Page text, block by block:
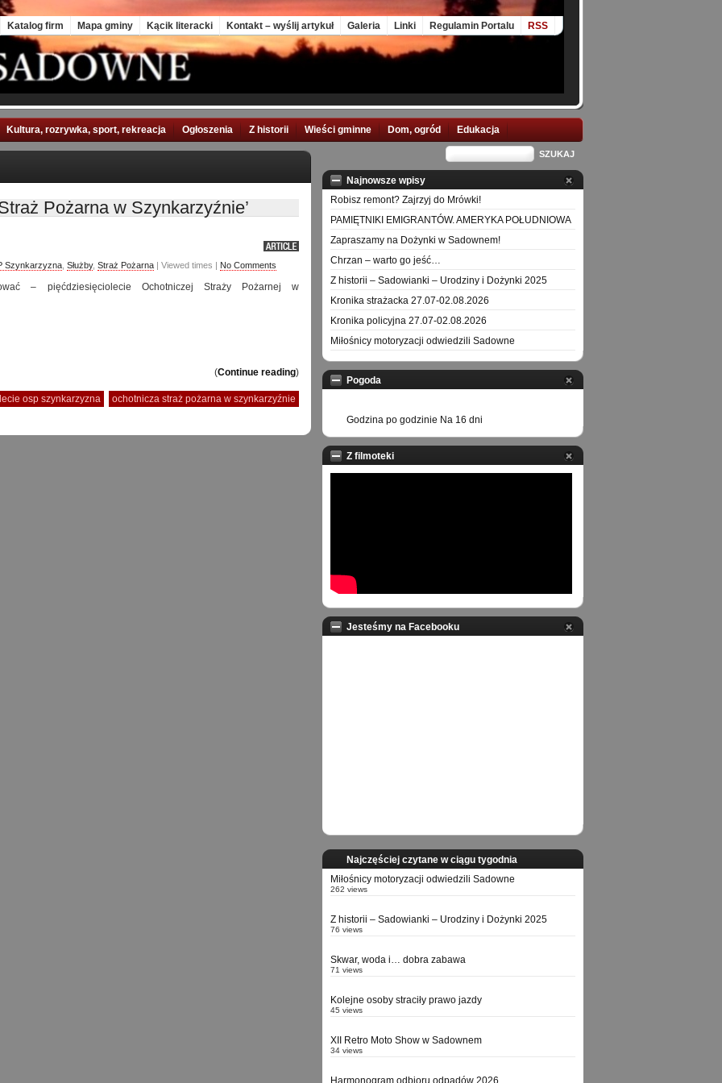
Katalog firm Mapa gminy Kącik literacki Kontakt – wyślij artykuł Galeria Linki Regulamin Portalu RSS
Kultura, rozrywka, sport, rekreacja Ogłoszenia Z historii Wieści gminne Dom, ogród Edukacja
Pożarna w Szynkarzyźnie’
Szynkarzyzna Służby, Straż Pożarna | Viewed times | No Comments
– pięćdziesięciolecie Ochotniczej Straży Pożarnej w
(Continue reading)
osp szynkarzyzna ochotnicza straż pożarna w szynkarzyźnie
Najnowsze wpisy
Robisz remont? Zajrzyj do Mrówki!
PAMIĘTNIKI EMIGRANTÓW. AMERYKA POŁUDNIOWA
Zapraszamy na Dożynki w Sadownem!
Chrzan – warto go jeść…
Z historii – Sadowianki – Urodziny i Dożynki 2025
Kronika strażacka 27.07-02.08.2026
Kronika policyjna 27.07-02.08.2026
Miłośnicy motoryzacji odwiedzili Sadowne
Pogoda
Godzina po godzinie Na 16 dni
Z filmoteki
Jesteśmy na Facebooku
Najczęściej czytane w ciągu tygodnia
Miłośnicy motoryzacji odwiedzili Sadowne
262 views
Z historii – Sadowianki – Urodziny i Dożynki 2025
76 views
Skwar, woda i… dobra zabawa
71 views
Kolejne osoby straciły prawo jazdy
45 views
XII Retro Moto Show w Sadownem
34 views
Harmonogram odbioru odpadów 2026